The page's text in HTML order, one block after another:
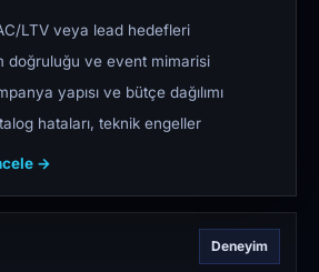
LTV veya lead hedefleri
doğruluğu ve event mimarisi
yapısı ve bütçe dağılımı
hataları, teknik engeller
→
Deneyim